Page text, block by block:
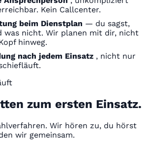
Kein Callcenter.
beim Dienstplan — du sagst,
was nicht. Wir planen mit dir, nicht
hinweg.
nach jedem Einsatz , nicht nur
zum ersten Einsatz.
Wir hören zu, du hörst
wir gemeinsam.